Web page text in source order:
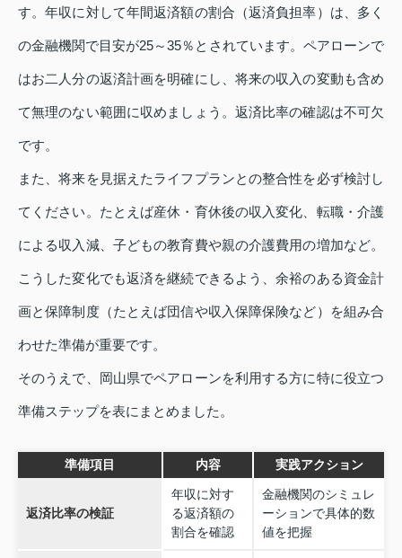
す。年収に対して年間返済額の割合（返済負担率）は、多く
の金融機関で目安が25～35％とされています。ペアローンで
はお二人分の返済計画を明確にし、将来の収入の変動も含め
て無理のない範囲に収めましょう。返済比率の確認は不可欠
です。
また、将来を見据えたライフプランとの整合性を必ず検討し
てください。たとえば産休・育休後の収入変化、転職・介護
による収入減、子どもの教育費や親の介護費用の増加など。
こうした変化でも返済を継続できるよう、余裕のある資金計
画と保障制度（たとえば団信や収入保障保険など）を組み合
わせた準備が重要です。
そのうえで、岡山県でペアローンを利用する方に特に役立つ
準備ステップを表にまとめました。
準備項目 内容 実践アクション
返済比率の検証
年収に対す
る返済額の
割合を確認
金融機関のシミュレ
ーションで具体的数
値を把握